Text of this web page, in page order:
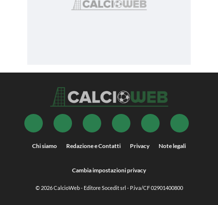
Chi siamo Redazione e Contatti Privacy Note legali
Cambia impostazioni privacy
© 2026CalcioWeb- Editore Socedit srl - P.iva/CF 02901400800